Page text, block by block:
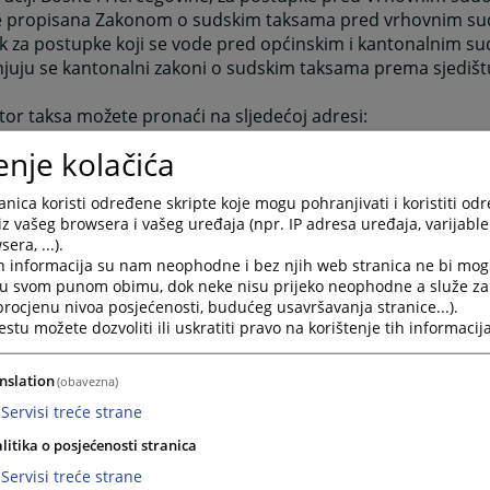
propisana Zakonom o sudskim taksama pred vrhovnim
za postupke koji se vode pred općinskim i kantonalnim
se kantonalni zakoni o sudskim taksama prema
taksa možete pronaći na sljedećoj adresi:
vstv/faces/taxCalculator.jsp
pred sudovima plaćaju se sudske takse po odredbama
taksama (Službeni glasnik Republike Srpske broj 73/08),
sastavni dio.
Zakonom o sudskim taksama i Taksenom tarifom
ili u čijem interesu se preduzimaju radnje u
i za zapisnike koji zamjenjuju podneske taksu je
odnosno lice na čiji zahtjev se sastavlja zapisnik.
kolačića
koristi određene skripte koje mogu pohranjivati i koristiti
vašeg browsera i vašeg uređaja (npr. IP adresa uređaja,
...).
informacija su nam neophodne i bez njih web stranica ne bi
svom punom obimu, dok neke nisu prijeko neophodne a služe
nivoa posjećenosti, budućeg usavršavanja stranice...).
možete dozvoliti ili uskratiti pravo na korištenje tih
(obavezna)
Servisi treće strane
o posjećenosti stranica
Servisi treće strane